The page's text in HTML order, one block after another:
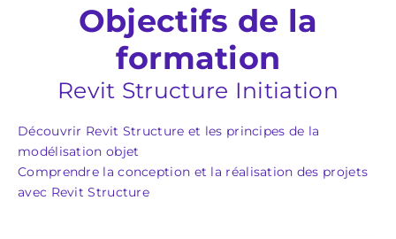
Objectifs de la
formation
Revit Structure Initiation
Découvrir Revit Structure et les principes de la
modélisation objet
Comprendre la conception et la réalisation des projets
avec Revit Structure